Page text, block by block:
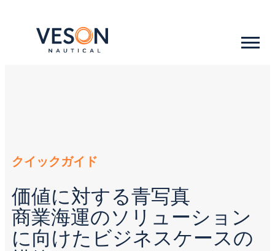
クイックガイド
価値に対する青写真
商業海運のソリューション
に向けたビジネスケースの